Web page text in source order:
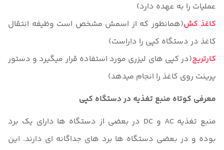
عملیات را به عهده دارد)
کاغذ کش(همانطور که از اسمش مشخص است وظیفه انتقال
کاغذ در دستگاه کپی را داراست)
کارتریج(در کپی های لیزری مورد استفاده قرار میگیرد و دستور
پرینت روی کاغذ را انجام میدهد)
معرفی کوتاه منبع تغذیه در دستگاه کپی
منبع تغذیه AC و DC در بعضی از دستگاه ها دارای یک برد
بوده و در بعضی دستگاه ها برد های جداگانه ای دارند. این